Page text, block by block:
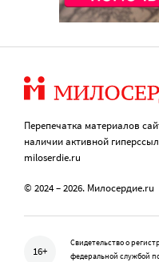
Перепечатка материалов
наличии активной
miloserdie.ru
© 2024 – 2026. Милосердие.ru
16+
Свидетельство о
федеральной службой